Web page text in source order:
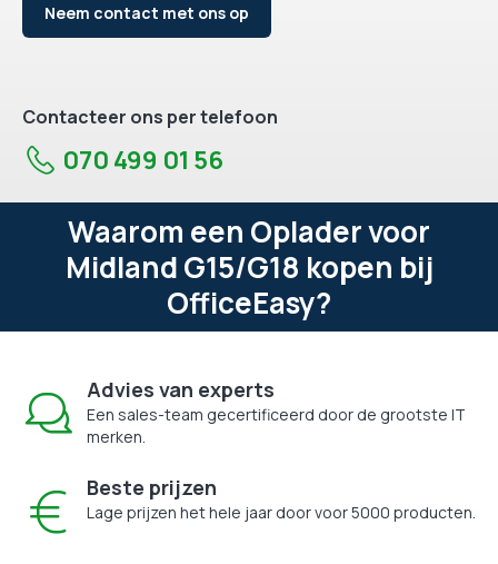
Neem contact met ons op
Contacteer ons per telefoon
070 499 01 56
Waarom een Oplader voor
Midland G15/G18 kopen bij
OfficeEasy?
Advies van experts
Een sales-team gecertificeerd door de grootste IT
merken.
Beste prijzen
Lage prijzen het hele jaar door voor 5000 producten.